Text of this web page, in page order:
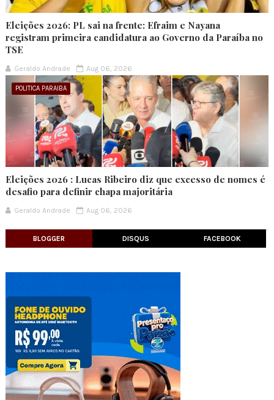
Eleições 2026: PL sai na frente: Efraim e Nayana
registram primeira candidatura ao Governo da Paraíba no
TSE
Geraldo Andrade Aug 06, 2026
POLITICA PARAIBA
Eleições 2026 : Lucas Ribeiro diz que excesso de nomes é
desafio para definir chapa majoritária
Geraldo Andrade Aug 06, 2026
BLOGGER DISQUS FACEBOOK